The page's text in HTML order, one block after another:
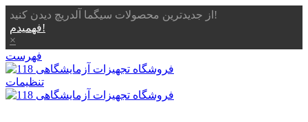
از جدیدترین محصولات سیگما آلدریچ دیدن کنید!
فهمیدم!
×
فهرست
تنظیمات